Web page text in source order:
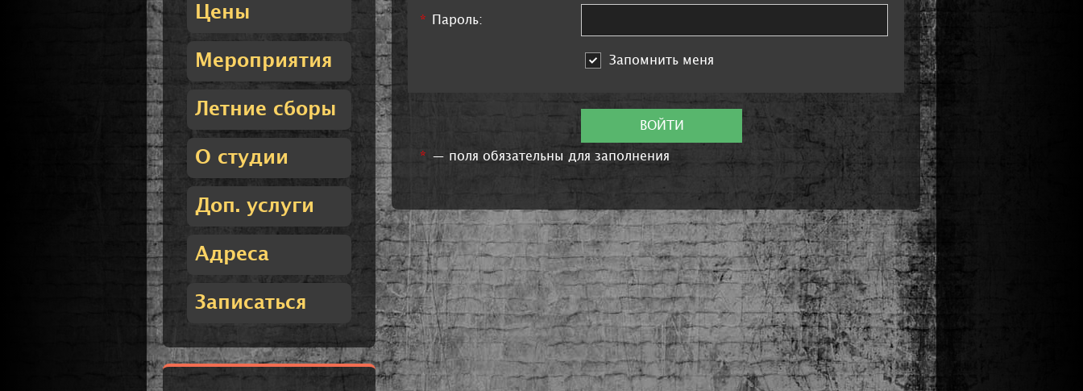
Цены
Мероприятия
Летние сборы
О студии
Доп. услуги
Адреса
Записаться
Пароль:
*
Запомнить меня
ВОЙТИ
* — поля обязательны для заполнения